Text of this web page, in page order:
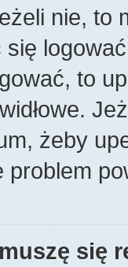
nie, to
to
żeby
się